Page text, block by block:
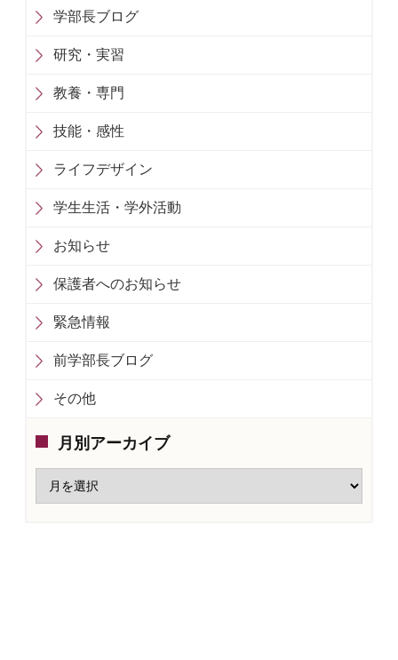
学部長ブログ
研究・実習
教養・専門
技能・感性
ライフデザイン
学生生活・学外活動
お知らせ
保護者へのお知らせ
緊急情報
前学部長ブログ
その他
月別アーカイブ